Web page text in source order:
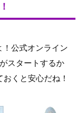
！公式オンライン
スタートするか
くと安心だね！